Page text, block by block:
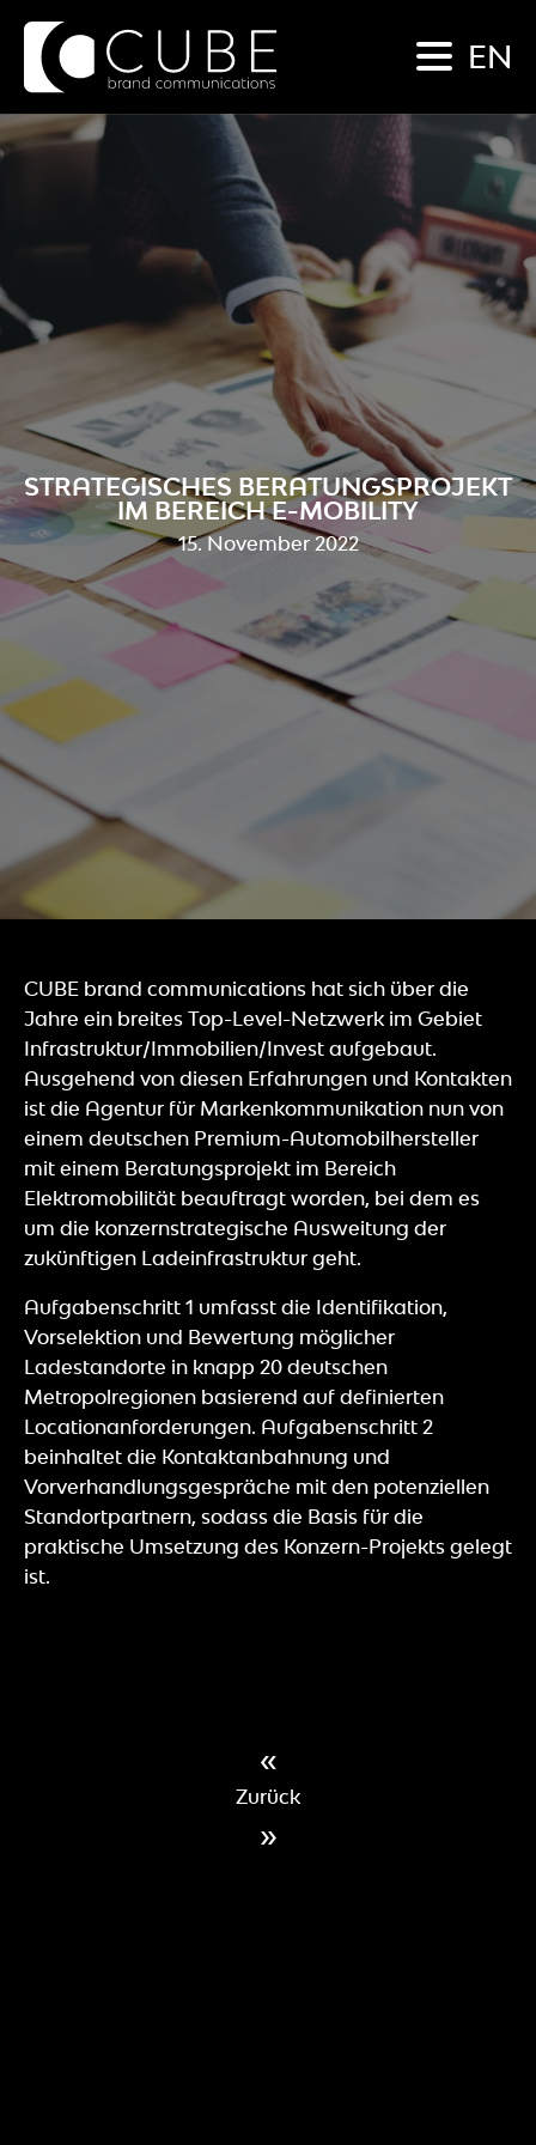
EN
STRATEGISCHES BERATUNGSPROJEKT
IM BEREICH E-MOBILITY
15. November 2022
CUBE brand communications hat sich über die
Jahre ein breites Top-Level-Netzwerk im Gebiet
Infrastruktur/Immobilien/Invest aufgebaut.
Ausgehend von diesen Erfahrungen und Kontakten
ist die Agentur für Markenkommunikation nun von
einem deutschen Premium-Automobilhersteller
mit einem Beratungsprojekt im Bereich
Elektromobilität beauftragt worden, bei dem es
um die konzernstrategische Ausweitung der
zukünftigen Ladeinfrastruktur geht.
Aufgabenschritt 1 umfasst die Identifikation,
Vorselektion und Bewertung möglicher
Ladestandorte in knapp 20 deutschen
Metropolregionen basierend auf definierten
Locationanforderungen. Aufgabenschritt 2
beinhaltet die Kontaktanbahnung und
Vorverhandlungsgespräche mit den potenziellen
Standortpartnern, sodass die Basis für die
praktische Umsetzung des Konzern-Projekts gelegt
ist.
«
Zurück
»